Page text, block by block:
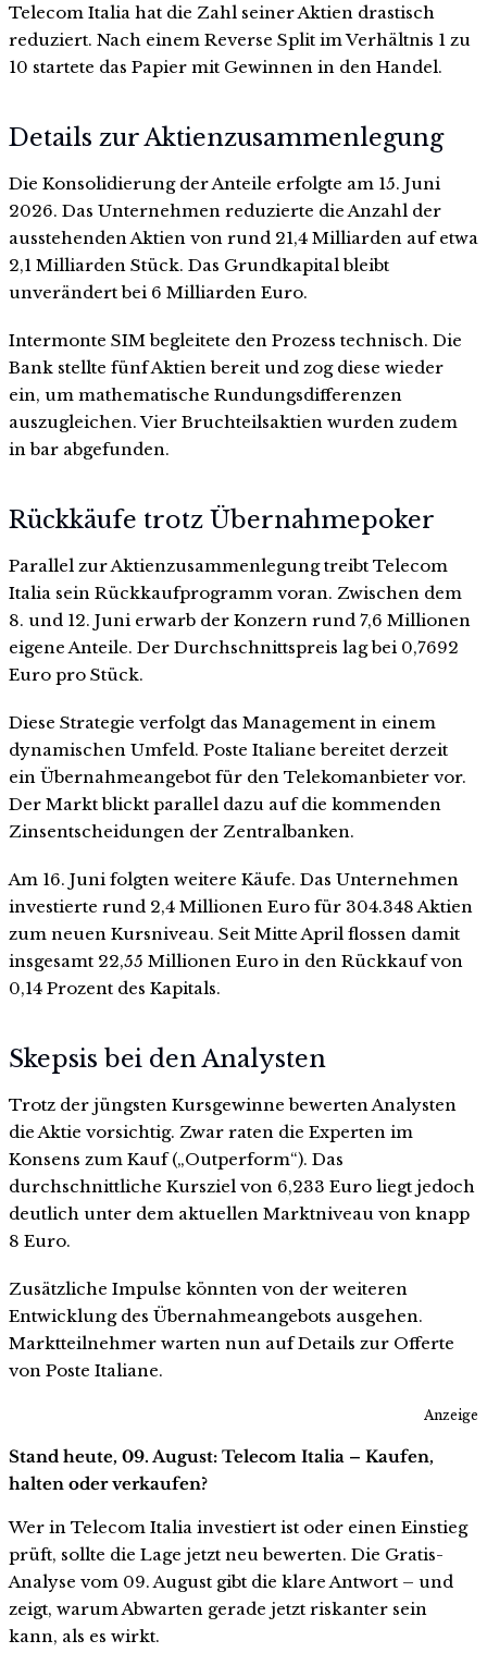
Telecom Italia hat die Zahl seiner Aktien drastisch
reduziert. Nach einem Reverse Split im Verhältnis 1 zu
10 startete das Papier mit Gewinnen in den Handel.
Details zur Aktienzusammenlegung
Die Konsolidierung der Anteile erfolgte am 15. Juni
2026. Das Unternehmen reduzierte die Anzahl der
ausstehenden Aktien von rund 21,4 Milliarden auf etwa
2,1 Milliarden Stück. Das Grundkapital bleibt
unverändert bei 6 Milliarden Euro.
Intermonte SIM begleitete den Prozess technisch. Die
Bank stellte fünf Aktien bereit und zog diese wieder
ein, um mathematische Rundungsdifferenzen
auszugleichen. Vier Bruchteilsaktien wurden zudem
in bar abgefunden.
Rückkäufe trotz Übernahmepoker
Parallel zur Aktienzusammenlegung treibt Telecom
Italia sein Rückkaufprogramm voran. Zwischen dem
8. und 12. Juni erwarb der Konzern rund 7,6 Millionen
eigene Anteile. Der Durchschnittspreis lag bei 0,7692
Euro pro Stück.
Diese Strategie verfolgt das Management in einem
dynamischen Umfeld. Poste Italiane bereitet derzeit
ein Übernahmeangebot für den Telekomanbieter vor.
Der Markt blickt parallel dazu auf die kommenden
Zinsentscheidungen der Zentralbanken.
Am 16. Juni folgten weitere Käufe. Das Unternehmen
investierte rund 2,4 Millionen Euro für 304.348 Aktien
zum neuen Kursniveau. Seit Mitte April flossen damit
insgesamt 22,55 Millionen Euro in den Rückkauf von
0,14 Prozent des Kapitals.
Skepsis bei den Analysten
Trotz der jüngsten Kursgewinne bewerten Analysten
die Aktie vorsichtig. Zwar raten die Experten im
Konsens zum Kauf („Outperform“). Das
durchschnittliche Kursziel von 6,233 Euro liegt jedoch
deutlich unter dem aktuellen Marktniveau von knapp
8 Euro.
Zusätzliche Impulse könnten von der weiteren
Entwicklung des Übernahmeangebots ausgehen.
Marktteilnehmer warten nun auf Details zur Offerte
von Poste Italiane.
Anzeige
Stand heute, 09. August: Telecom Italia – Kaufen,
halten oder verkaufen?
Wer in Telecom Italia investiert ist oder einen Einstieg
prüft, sollte die Lage jetzt neu bewerten. Die Gratis-
Analyse vom 09. August gibt die klare Antwort – und
zeigt, warum Abwarten gerade jetzt riskanter sein
kann, als es wirkt.